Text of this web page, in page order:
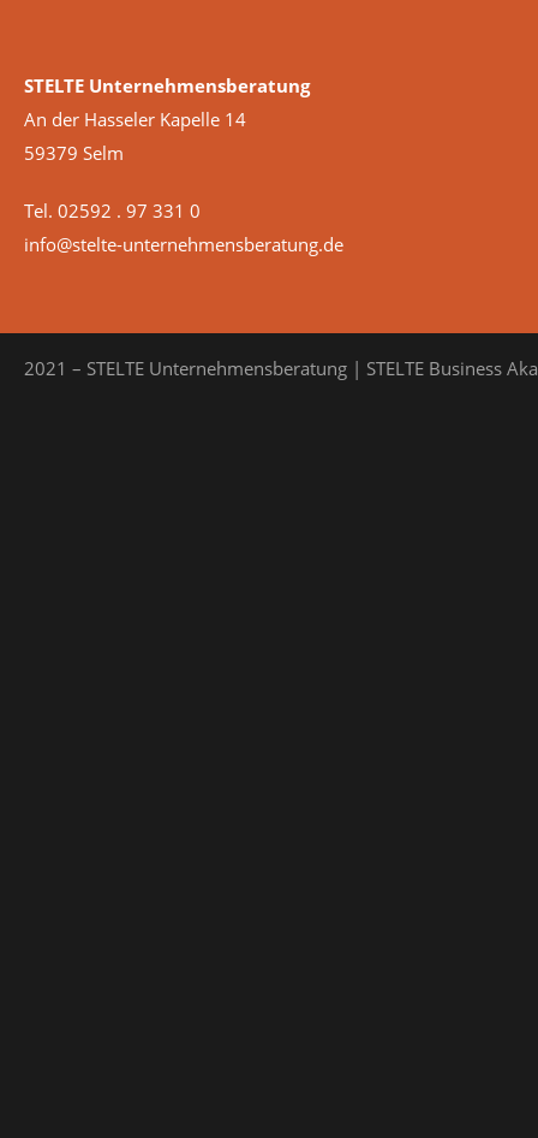
STELTE Unternehmensberatung
An der Hasseler Kapelle 14
59379 Selm
Tel. 02592 . 97 331 0
info@stelte-unternehmensberatung.de
2021 – STELTE Unternehmensberatung | STELTE Business